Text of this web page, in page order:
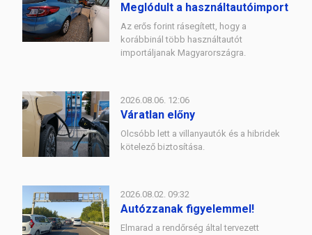
Meglódult a használtautóimport
Az erős forint rásegített, hogy a
korábbinál több használtautót
importáljanak Magyarországra.
2026.08.06. 12:06
Váratlan előny
Olcsóbb lett a villanyautók és a hibridek
kötelező biztosítása.
2026.08.02. 09:32
Autózzanak figyelemmel!
Elmarad a rendőrség által tervezett